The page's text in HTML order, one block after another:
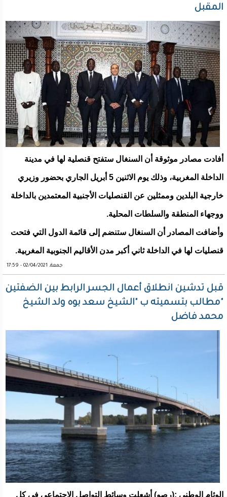
المقبل
أفادت مصادر موثوقة أن السنغال ستفتح قنصلية لها في مدينة
الداخلة المغربية، وذلك يوم الاثنين 5 أبريل الجاري بحضور وزيري
خارجية البلدين وممثلين عن القنصليات الأجنبية المعتمدين بالداخلة
ووجهاء المنطقة والسلطات المحلية.
وأضافت المصادر أن السنغال ستنضم إلى قائمة الدول التي فتحت
قنصليات لها في الداخلة ثاني أكبر مدن الأقاليم الجنوبية المغربية.
جمعة, 02/04/2021 - 17:59
قبل تدشين انطلاق أعمال الجسر الرابط بين الضفتين
"مطالب بتسميته ب "الشيخ سعد بوه ولد الشيخ
محمد فاضل
الوئام الوطني :(رصو) أشعلت وسائط التواصل الإجتماعي في كل